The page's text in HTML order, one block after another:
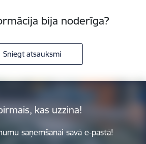
bija noderīga?
Sniegt atsauksmi
kas uzzina!
saņemšanai savā e-pastā!